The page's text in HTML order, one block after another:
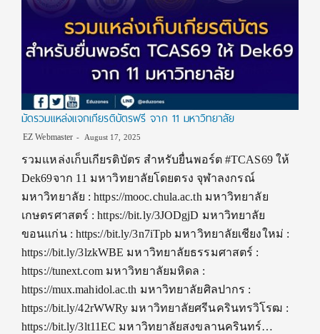
มัดรวมแหล่งแจกเกียรติบัตรฟรี จาก 11 มหาวิทยาลัย
EZ Webmaster August 17, 2025
รวมแหล่งเก็บเกียรติบัตร สำหรับยื่นพอร์ต #TCAS69 ให้
Dek69จาก 11 มหาวิทยาลัยโดยตรง จุฬาลงกรณ์
มหาวิทยาลัย : https://mooc.chula.ac.th มหาวิทยาลัย
เกษตรศาสตร์ : https://bit.ly/3JODgjD มหาวิทยาลัย
ขอนแก่น : https://bit.ly/3n7iTpb มหาวิทยาลัยเชียงใหม่ :
https://bit.ly/3lzkWBE มหาวิทยาลัยธรรมศาสตร์ :
https://tunext.com มหาวิทยาลัยมหิดล :
https://mux.mahidol.ac.th มหาวิทยาลัยศิลปากร :
https://bit.ly/42rWWRy มหาวิทยาลัยศรีนครินทรวิโรฒ :
https://bit.ly/3lt11EC มหาวิทยาลัยสงขลานครินทร์…